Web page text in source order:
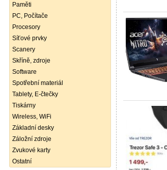
Paměti
PC, Počítače
Procesory
Síťové prvky
Scanery
Skříně, zdroje
Software
Spotřební materiál
Tablety, E-čtečky
Tiskárny
Wireless, WiFi
Základní desky
Záložní zdroje
Zvukové karty
Ostatní